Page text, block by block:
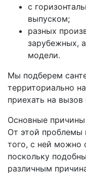
с
выпуском;
разных
зарубежных,
модели.
Мы подберем
территориально
приехать на
Основные причины
От этой проблемы
того, с ней можно
поскольку
различным